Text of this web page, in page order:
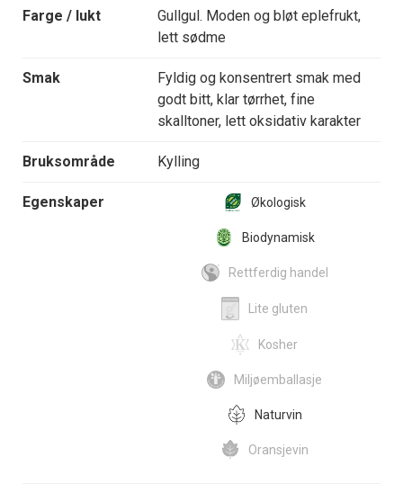
Farge / lukt
Gullgul. Moden og bløt eplefrukt,
lett sødme
Smak
Fyldig og konsentrert smak med
godt bitt, klar tørrhet, fine
skalltoner, lett oksidativ karakter
Bruksområde Kylling
Egenskaper Økologisk
Biodynamisk
Rettferdig handel
Lite gluten
Kosher
Miljøemballasje
Naturvin
Oransjevin